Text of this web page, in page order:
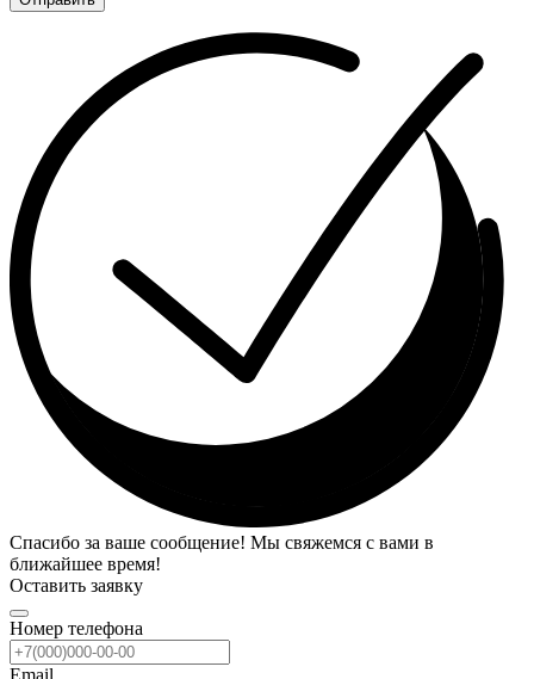
Спасибо за ваше сообщение! Мы свяжемся с вами в
ближайшее время!
Оставить заявку
Номер телефона